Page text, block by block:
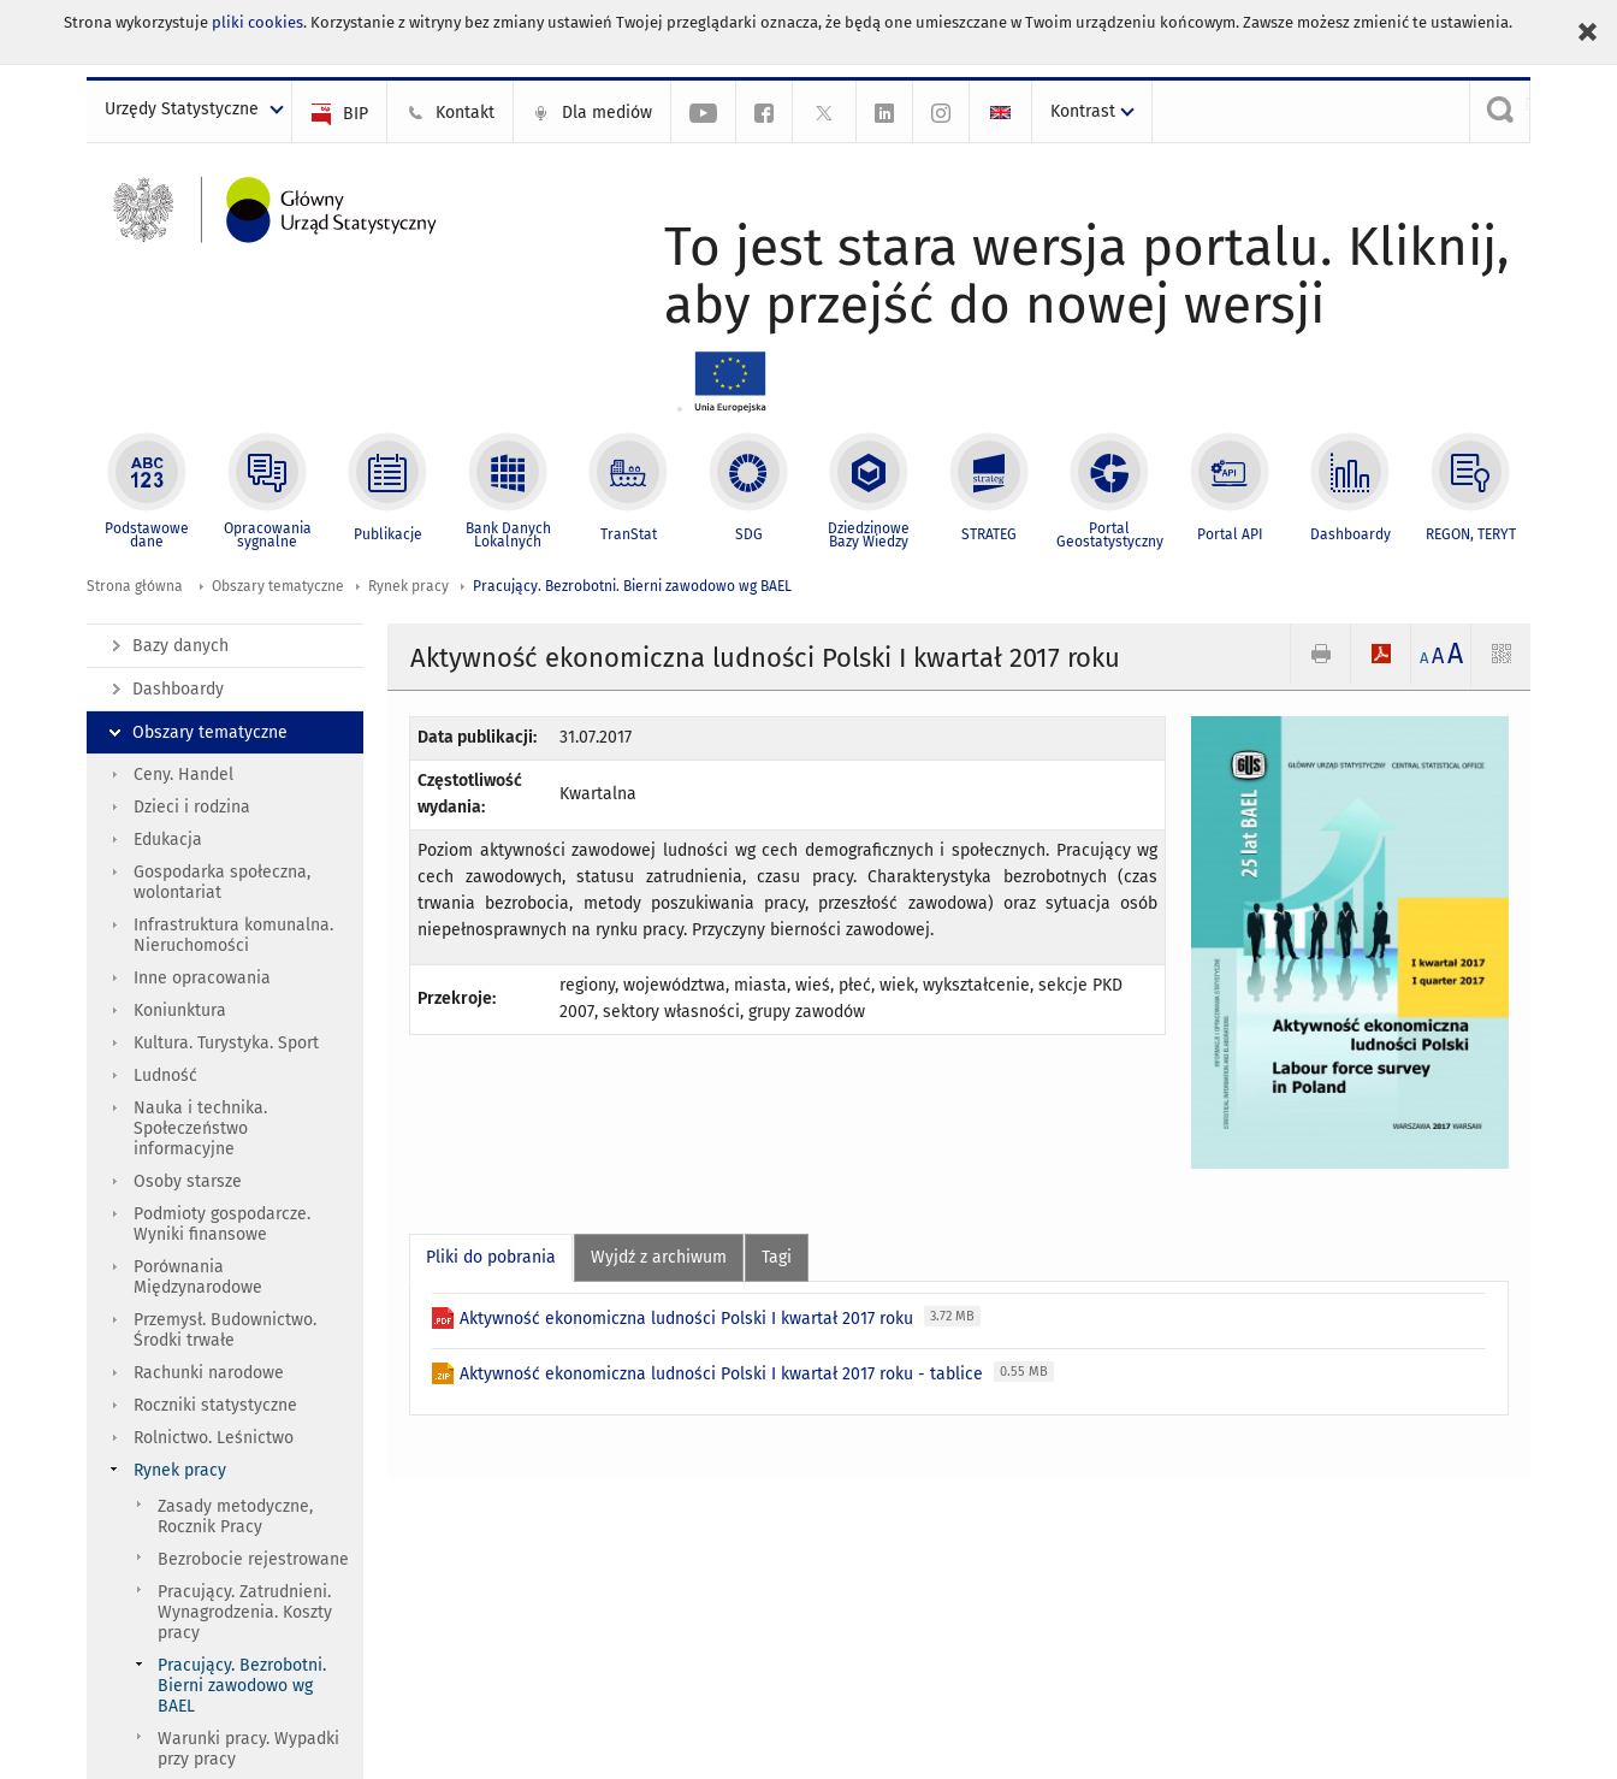
Strona wykorzystuje pliki cookies. Korzystanie z witryny bez zmiany ustawień Twojej przeglądarki oznacza, że będą one umieszczane w Twoim urządzeniu końcowym. Zawsze możesz zmienić te ustawienia.
Urzędy Statystyczne BIP Kontakt Dla mediów Kontrast
To jest stara wersja portalu. Kliknij,
aby przejść do nowej wersji
Podstawowe
dane
Opracowania
sygnalne Publikacje Bank Danych
Lokalnych TranStat SDG Dziedzinowe
Bazy Wiedzy STRATEG Portal
Geostatystyczny Portal API Dashboardy REGON, TERYT
Strona główna Obszary tematyczne Rynek pracy Pracujący. Bezrobotni. Bierni zawodowo wg BAEL
Aktywność ekonomiczna ludności Polski I kwartał 2017 roku A AA
Data publikacji: 31.07.2017
Częstotliwość
wydania:
Kwartalna
Poziom aktywności zawodowej ludności wg cech demograficznych i społecznych. Pracujący wg
cech zawodowych, statusu zatrudnienia, czasu pracy. Charakterystyka bezrobotnych (czas
trwania bezrobocia, metody poszukiwania pracy, przeszłość zawodowa) oraz sytuacja osób
niepełnosprawnych na rynku pracy. Przyczyny bierności zawodowej.
Przekroje:
regiony, województwa, miasta, wieś, płeć, wiek, wykształcenie, sekcje PKD
2007, sektory własności, grupy zawodów
Pliki do pobrania Wyjdź z archiwum Tagi
Aktywność ekonomiczna ludności Polski I kwartał 2017 roku 3.72 MB
Aktywność ekonomiczna ludności Polski I kwartał 2017 roku - tablice 0.55 MB
Bazy danych
Dashboardy
Obszary tematyczne
Ceny. Handel
Dzieci i rodzina
Edukacja
Gospodarka społeczna,
wolontariat
Infrastruktura komunalna.
Nieruchomości
Inne opracowania
Koniunktura
Kultura. Turystyka. Sport
Ludność
Nauka i technika.
Społeczeństwo
informacyjne
Osoby starsze
Podmioty gospodarcze.
Wyniki finansowe
Porównania
Międzynarodowe
Przemysł. Budownictwo.
Środki trwałe
Rachunki narodowe
Roczniki statystyczne
Rolnictwo. Leśnictwo
Rynek pracy
Zasady metodyczne,
Rocznik Pracy
Bezrobocie rejestrowane
Pracujący. Zatrudnieni.
Wynagrodzenia. Koszty
pracy
Pracujący. Bezrobotni.
Bierni zawodowo wg
BAEL
Warunki pracy. Wypadki
przy pracy